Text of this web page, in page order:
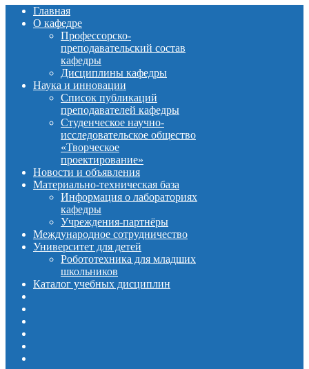
Главная
О кафедре
Профессорско-
преподавательский состав
кафедры
Дисциплины кафедры
Наука и инновации
Список публикаций
преподавателей кафедры
Студенческое научно-
исследовательское общество
«Творческое
проектирование»
Новости и объявления
Материально-техническая база
Информация о лабораториях
кафедры
Учреждения-партнёры
Международное сотрудничество
Университет для детей
Робототехника для младших
школьников
Каталог учебных дисциплин